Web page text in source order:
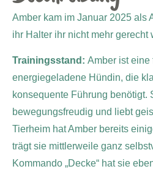
Amber kam im Januar 2025 als
ihr Halter ihr nicht mehr gerecht
Trainingsstand: Amber ist eine
energiegeladene Hündin, die
konsequente Führung benötigt.
bewegungsfreudig und liebt
Tierheim hat Amber bereits
trägt sie mittlerweile ganz
Kommando „Decke“ hat sie